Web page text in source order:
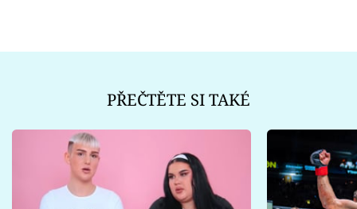
PŘEČTĚTE SI TAKÉ